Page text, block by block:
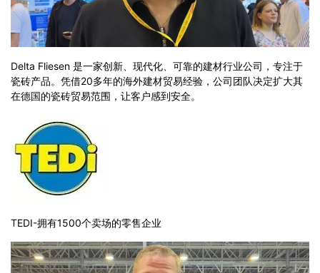
Delta Fliesen 是一家创新、现代化、可靠的建材行业公司，专注于
瓷砖产品。凭借20多年的海外建材贸易经验，公司团队决定扩大其
在德国的瓷砖贸易范围，让客户感到安全。
TEDI-拥有1500个卖场的零售企业